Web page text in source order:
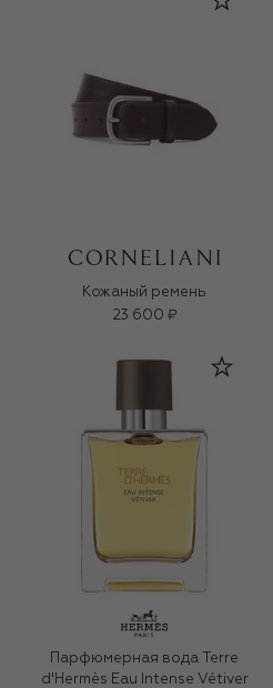
Кожаный ремень
23 600 ₽
Парфюмерная вода Terre
d'Hermès Eau Intense Vétiver